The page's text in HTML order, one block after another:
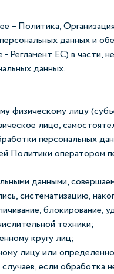
Политика,
данных и
ЕС) в части,
данных.
физическому лицу
лицо,
персональных
Политики оператором
данными,
систематизацию,
блокирование,
техники;
кругу лиц;
лицу или
если обработка